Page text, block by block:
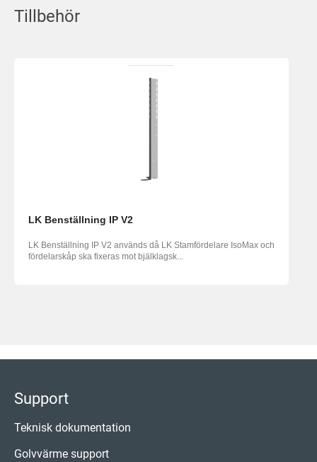
Tillbehör
LK Benställning IP V2
LK Benställning IP V2 används då LK Stamfördelare IsoMax och
fördelarskåp ska fixeras mot bjälklagsk...
Support
Teknisk dokumentation
Golvvärme support